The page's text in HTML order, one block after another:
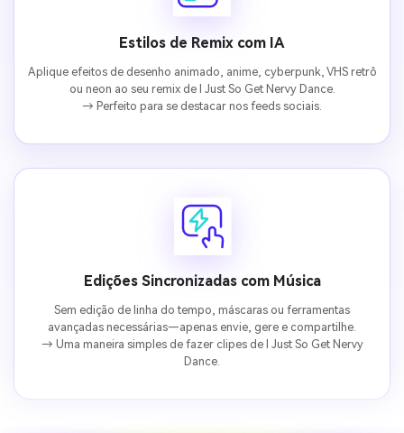
Estilos de Remix com IA
Aplique efeitos de desenho animado, anime, cyberpunk, VHS retrô
ou neon ao seu remix de I Just So Get Nervy Dance.
→ Perfeito para se destacar nos feeds sociais.
Edições Sincronizadas com Música
Sem edição de linha do tempo, máscaras ou ferramentas
avançadas necessárias—apenas envie, gere e compartilhe.
→ Uma maneira simples de fazer clipes de I Just So Get Nervy
Dance.